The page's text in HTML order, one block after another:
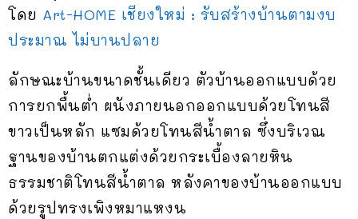
โดย Art-HOME เชียงใหม่ : รับสร้างบ้านตามงบ
ประมาณ ไม่บานปลาย
ลักษณะบ้านขนาดชั้นเดียว ตัวบ้านออกแบบด้วย
การยกพื้นต่ำ ผนังภายนอกออกแบบด้วยโทนสี
ขาวเป็นหลัก แซมด้วยโทนสีน้ำตาล ซึ่งบริเวณ
ฐานของบ้านตกแต่งด้วยกระเบื้องลายหิน
ธรรมชาติโทนสีน้ำตาล หลังคาของบ้านออกแบบ
ด้วยรูปทรงเพิงหมาแหงน